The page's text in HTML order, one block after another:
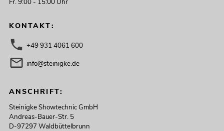
Fr. 9:00 - 15:00 Uhr
KONTAKT:
+49 931 4061 600
info@steinigke.de
ANSCHRIFT:
Steinigke Showtechnic GmbH
Andreas-Bauer-Str. 5
D-97297 Waldbüttelbrunn